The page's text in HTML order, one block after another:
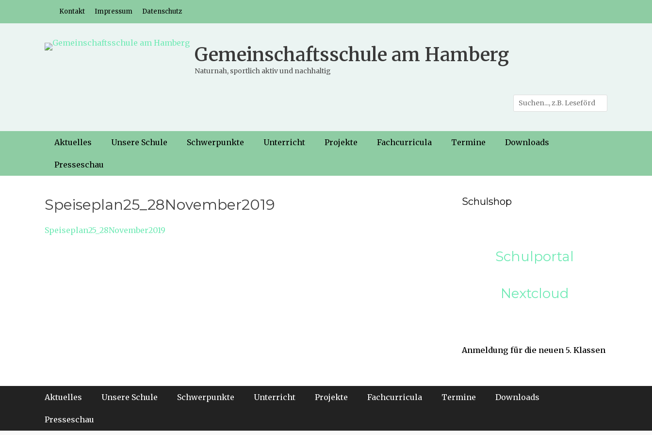
Header-Menü
Weiter
Kontakt Impressum Datenschutz
Gemeinschaftsschule am Hamberg
Naturnah, sportlich aktiv und nachhaltig
Suche
nach:
Hauptmenü
Weiter
Inhalt
Aktuelles Unsere Schule Schwerpunkte Unterricht Projekte Fachcurricula Termine Downloads
Presseschau
Speiseplan25_28November2019
Speiseplan25_28November2019
Schulshop
Schulportal
Nextcloud
Anmeldung für die neuen 5. Klassen
Footer-Menü
Weiter
Inhalt
Aktuelles Unsere Schule Schwerpunkte Unterricht Projekte Fachcurricula Termine Downloads
Presseschau